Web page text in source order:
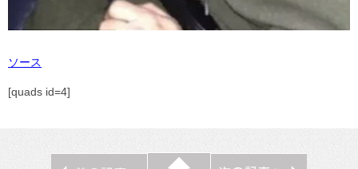
ソース
[quads id=4]